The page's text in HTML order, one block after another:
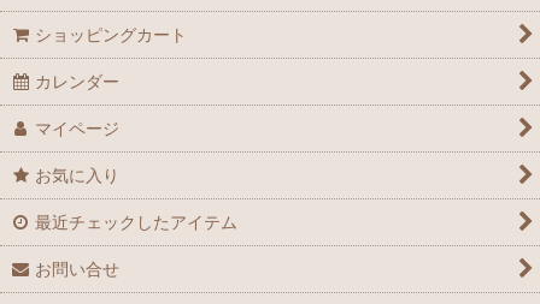
ショッピングカート
カレンダー
マイページ
お気に入り
最近チェックしたアイテム
お問い合せ